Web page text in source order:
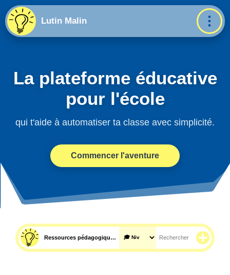
Lutin Malin
La plateforme éducative
pour l'école
qui t'aide à automatiser ta classe avec simplicité.
Commencer l'aventure
Ressources pédagogiques pour la classe • page 28